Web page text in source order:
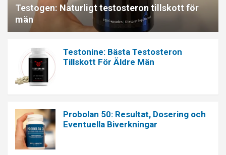
Testogen: Naturligt testosteron tillskott för
män
Testonine: Bästa Testosteron
Tillskott För Äldre Män
Probolan 50: Resultat, Dosering och
Eventuella Biverkningar